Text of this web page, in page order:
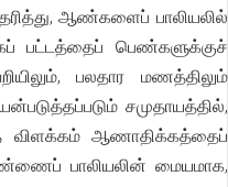
ஆண்களைப் பாலியலில்
பட்டத்தைப் பெண்களுக்குச்
பலதார மணத்திலும்
சமுதாயத்தில்,
விளக்கம் ஆணாதிக்கத்தைப்
பாலியலின் மையமாக,